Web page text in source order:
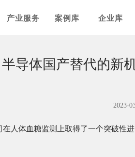
产业服务 案例库 企业库
导体国产替代的新
2023-
人体血糖监测上取得了一个突破性进